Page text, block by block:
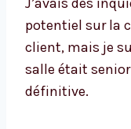
potentiel sur la
client, mais je
salle était
définitive.